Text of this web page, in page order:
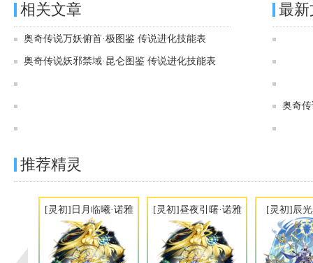
相关文章
奥奇传说万妖俯首·极图鉴 传说进化技能表
奥奇传说妖邪禁域·昆仑图鉴 传说进化技能表
最
奥奇
推荐精灵
[灵初]日月临曦·诺雅 [灵初]昼夜引曙·诺雅 [灵初]辰